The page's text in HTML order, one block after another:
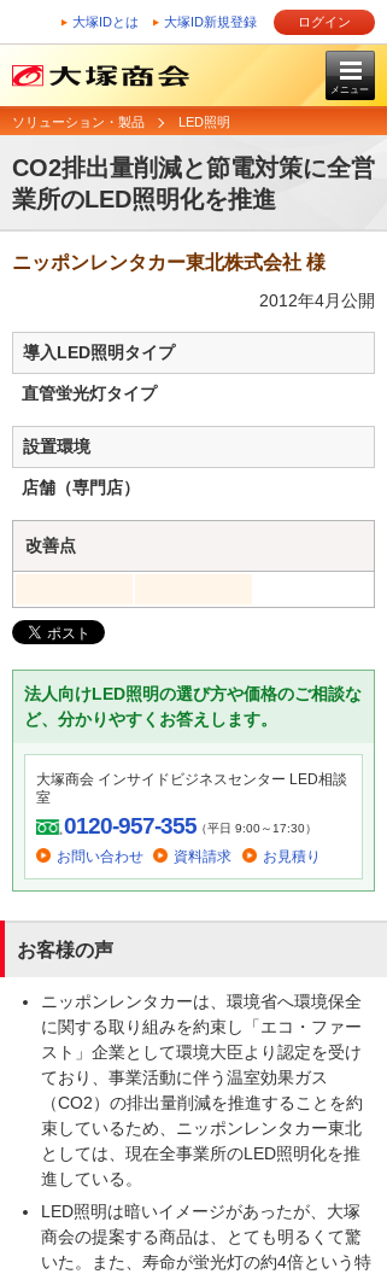
大塚IDとは 大塚ID新規登録 ログイン
メニュー
ソリューション・製品 LED照明
CO2排出量削減と節電対策に全営
業所のLED照明化を推進
ニッポンレンタカー東北株式会社 様
2012年4月公開
導入LED照明タイプ
直管蛍光灯タイプ
設置環境
店舗（専門店）
改善点
法人向けLED照明の選び方や価格のご相談な
ど、分かりやすくお答えします。
大塚商会 インサイドビジネスセンター LED相談
室
0120-957-355（平日 9:00～17:30）
お問い合わせ 資料請求 お見積り
お客様の声
ニッポンレンタカーは、環境省へ環境保全
に関する取り組みを約束し「エコ・ファー
スト」企業として環境大臣より認定を受け
ており、事業活動に伴う温室効果ガス
（CO2）の排出量削減を推進することを約
束しているため、ニッポンレンタカー東北
としては、現在全事業所のLED照明化を推
進している。
LED照明は暗いイメージがあったが、大塚
商会の提案する商品は、とても明るくて驚
いた。また、寿命が蛍光灯の約4倍という特